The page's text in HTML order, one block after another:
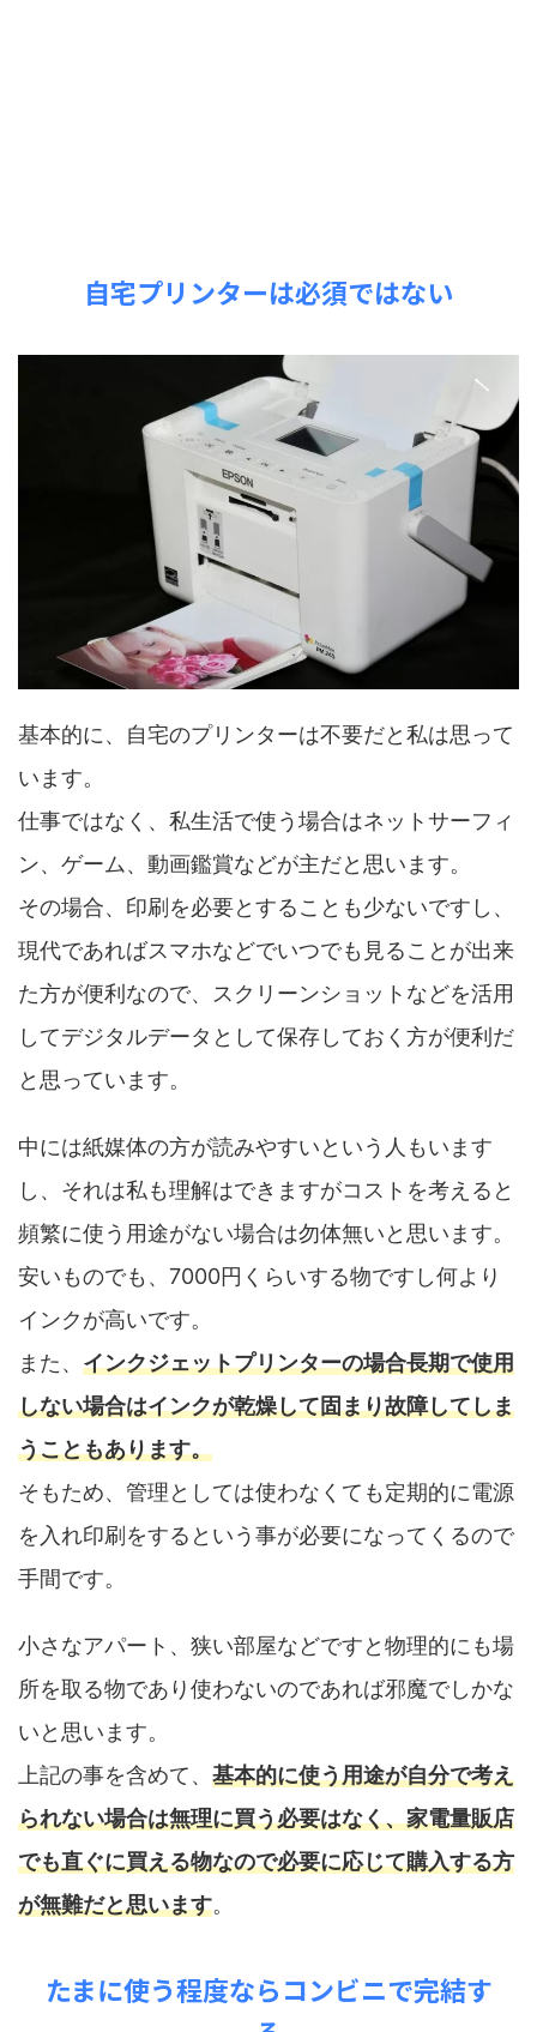
自宅プリンターは必須ではない
基本的に、自宅のプリンターは不要だと私は思って
います。
仕事ではなく、私生活で使う場合はネットサーフィ
ン、ゲーム、動画鑑賞などが主だと思います。
その場合、印刷を必要とすることも少ないですし、
現代であればスマホなどでいつでも見ることが出来
た方が便利なので、スクリーンショットなどを活用
してデジタルデータとして保存しておく方が便利だ
と思っています。
中には紙媒体の方が読みやすいという人もいます
し、それは私も理解はできますがコストを考えると
頻繁に使う用途がない場合は勿体無いと思います。
安いものでも、7000円くらいする物ですし何より
インクが高いです。
また、 インクジェットプリンターの場合長期で使用
しない場合はインクが乾燥して固まり故障してしま
うこともあります。
そもため、管理としては使わなくても定期的に電源
を入れ印刷をするという事が必要になってくるので
手間です。
小さなアパート、狭い部屋などですと物理的にも場
所を取る物であり使わないのであれば邪魔でしかな
いと思います。
上記の事を含めて、 基本的に使う用途が自分で考え
られない場合は無理に買う必要はなく、家電量販店
でも直ぐに買える物なので必要に応じて購入する方
が無難だと思います。
たまに使う程度ならコンビニで完結す